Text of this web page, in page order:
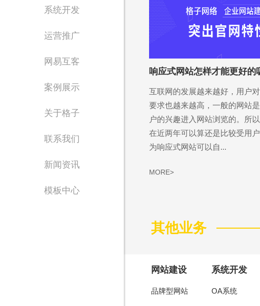
系统开发
运营推广
网易互客
案例展示
关于格子
联系我们
新闻资讯
模板中心
响应式网站怎样才能更好的
互联网的发展越来越好，用户
要求也越来越高，一般的网站
户的兴趣进入网站浏览的。所
在近两年可以算还是比较受用
为响应式网站可以自...
MORE>
其他业务
网站建设
品牌型网站
系统开发
OA系统
Waiting for you
专注东莞网站设计制作，为中
售前咨询